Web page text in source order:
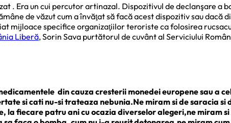
. Era un cui percutor artinazal. Dispozitivul de declanşare a
de văzut cum a învăţat să facă acest dispozitiv sau
mijloace specifice organizaţiilor teroriste ca folosirea
Liberă, Sorin Sava purtătorul de cuvânt al Serviciului
din cauza cresterii monedei europene sau a
si cati nu-si trateaza nebunia.Ne miram si de saracia
la fiecare patru ani cu ocazia diverselor alegeri,ne miram